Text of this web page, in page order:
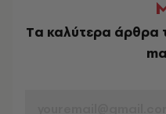
Tα καλύτερα άρθρα